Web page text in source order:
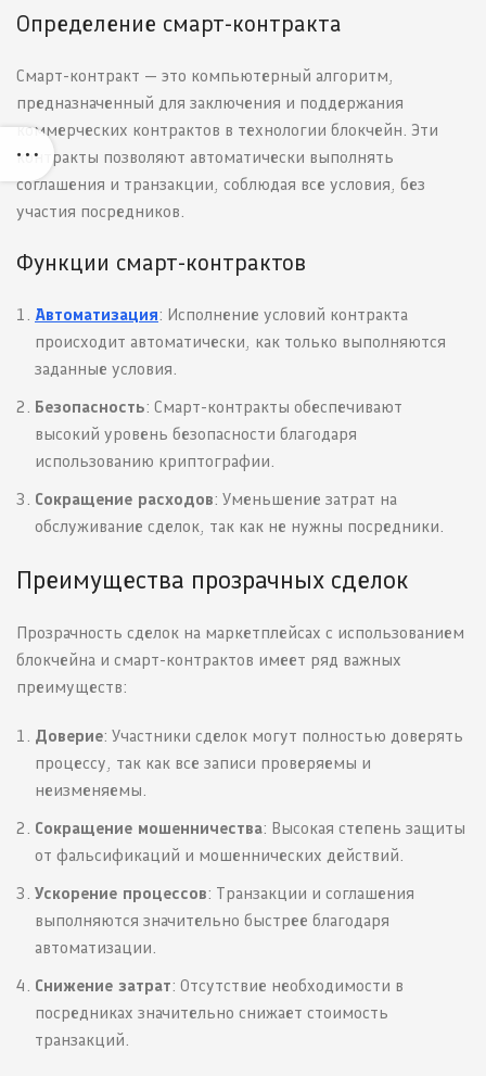
Определение смарт-контракта
Смарт-контракт — это компьютерный алгоритм,
предназначенный для заключения и поддержания
коммерческих контрактов в технологии блокчейн. Эти
контракты позволяют автоматически выполнять
соглашения и транзакции, соблюдая все условия, без
участия посредников.
Функции смарт-контрактов
Автоматизация: Исполнение условий контракта
происходит автоматически, как только выполняются
заданные условия.
Безопасность: Смарт-контракты обеспечивают
высокий уровень безопасности благодаря
использованию криптографии.
Сокращение расходов: Уменьшение затрат на
обслуживание сделок, так как не нужны посредники.
Преимущества прозрачных сделок
Прозрачность сделок на маркетплейсах с использованием
блокчейна и смарт-контрактов имеет ряд важных
преимуществ:
Доверие: Участники сделок могут полностью доверять
процессу, так как все записи проверяемы и
неизменяемы.
Сокращение мошенничества: Высокая степень защиты
от фальсификаций и мошеннических действий.
Ускорение процессов: Транзакции и соглашения
выполняются значительно быстрее благодаря
автоматизации.
Снижение затрат: Отсутствие необходимости в
посредниках значительно снижает стоимость
транзакций.